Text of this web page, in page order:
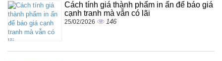
Cách tính giá thành phẩm in ấn để báo giá
cạnh tranh mà vẫn có lãi
25/02/2026 146